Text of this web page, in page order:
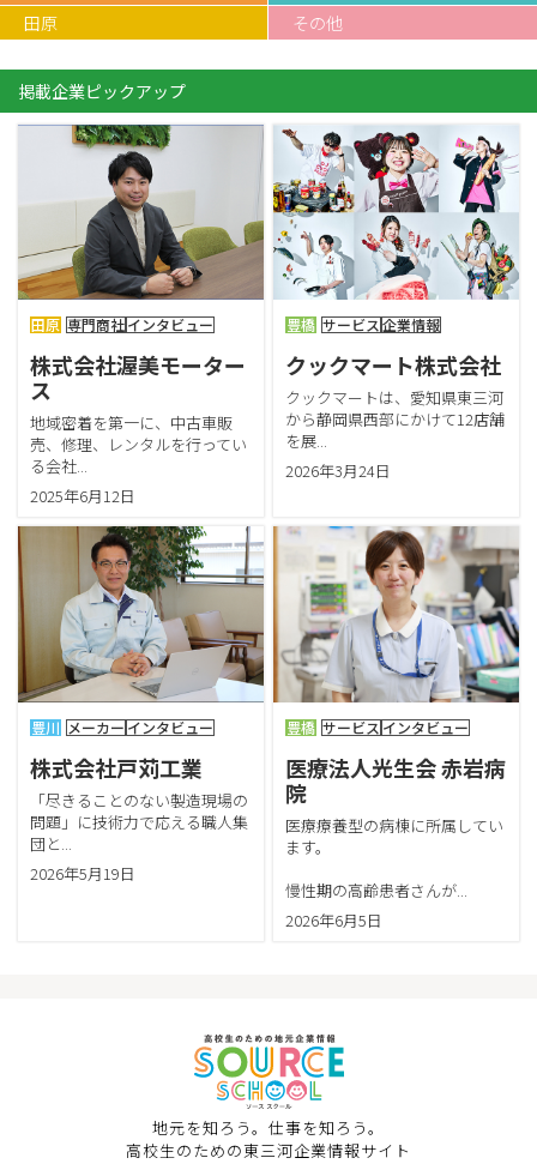
田原
その他
掲載企業ピックアップ
田原 専門商社インタビュー
株式会社渥美モーター
ス
地域密着を第一に、中古車販
売、修理、レンタルを行ってい
る会社...
2025年6月12日
豊橋 サービス企業情報
クックマート株式会社
クックマートは、愛知県東三河
から静岡県西部にかけて12店舗
を展...
2026年3月24日
豊川 メーカーインタビュー
株式会社戸苅工業
「尽きることのない製造現場の
問題」に技術力で応える職人集
団と...
2026年5月19日
豊橋 サービスインタビュー
医療法人光生会 赤岩病
院
医療療養型の病棟に所属してい
ます。
慢性期の高齢患者さんが...
2026年6月5日
地元を知ろう。仕事を知ろう。
高校生のための東三河企業情報サイト